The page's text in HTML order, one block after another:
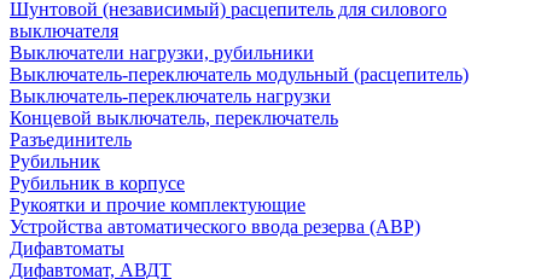
Шунтовой (независимый) расцепитель для силового
выключателя
Выключатели нагрузки, рубильники
Выключатель-переключатель модульный (расцепитель)
Выключатель-переключатель нагрузки
Концевой выключатель, переключатель
Разъединитель
Рубильник
Рубильник в корпусе
Рукоятки и прочие комплектующие
Устройства автоматического ввода резерва (АВР)
Дифавтоматы
Дифавтомат, АВДТ